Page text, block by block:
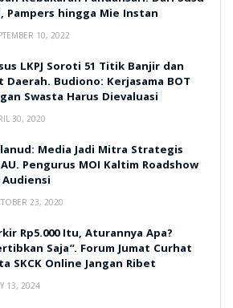
Pampers hingga Mie Instan
10, 2022
LKPJ Soroti 51 Titik Banjir dan
Daerah. Budiono: Kerjasama BOT
Swasta Harus Dievaluasi
30, 2020
Media Jadi Mitra Strategis
Pengurus MOI Kaltim Roadshow
23, 2020
Rp5.000 Itu, Aturannya Apa?
Saja”. Forum Jumat Curhat
SKCK Online Jangan Ribet
13, 2024